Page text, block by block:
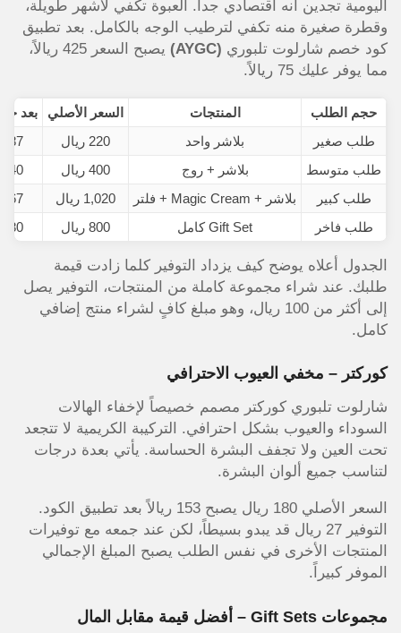
اليومية تجدين أنه اقتصادي جداً. العبوة تكفي لأشهر طويلة،
وقطرة صغيرة منه تكفي لترطيب الوجه بالكامل. بعد تطبيق
كود خصم شارلوت تلبوري (AYGC)
يصبح السعر 425 ريالاً،
مما يوفر عليك 75 ريالاً.
حجم الطلب المنتجات السعر الأصلي
بعد خصم
طلب صغير
بلاشر واحد 220 ريال
187 ريال
طلب متوسط
بلاشر + روج 400 ريال
340 ريال
طلب كبير
بلاشر + Magic Cream + فلتر 1,020 ريال
867 ريال
طلب فاخر
Gift Set كامل 800 ريال 680 ريال
الجدول أعلاه يوضح كيف يزداد التوفير كلما زادت قيمة
طلبك. عند شراء مجموعة كاملة من المنتجات، التوفير يصل
إلى أكثر من 100 ريال، وهو مبلغ كافٍ لشراء منتج إضافي
كامل.
كوركتر – مخفي العيوب الاحترافي
شارلوت تلبوري كوركتر مصمم خصيصاً لإخفاء الهالات
السوداء والعيوب بشكل احترافي. التركيبة الكريمية لا تتجعد
تحت العين ولا تجفف البشرة الحساسة. يأتي بعدة درجات
لتناسب جميع ألوان البشرة.
السعر الأصلي 180 ريال يصبح 153 ريالاً بعد تطبيق الكود.
التوفير 27 ريال قد يبدو بسيطاً، لكن عند جمعه مع توفيرات
المنتجات الأخرى في نفس الطلب يصبح المبلغ الإجمالي
الموفر كبيراً.
مجموعات Gift Sets – أفضل قيمة مقابل المال